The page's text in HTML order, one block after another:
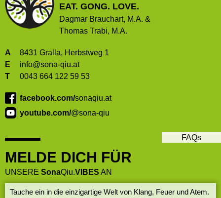
EAT. GONG. LOVE.
Dagmar Brauchart, M.A. &
Thomas Trabi, M.A.
A
8431 Gralla, Herbstweg 1
E
info@sona-qiu.at
T
0043 664 122 59 53
facebook.com/sonaqiu.at
youtube.com/@sona-qiu
FAQs
MELDE DICH FÜR
UNSERE SonaQiu.VIBES AN
Tauche ein in die einzigartige Welt von Klang, Feuer und Atem.